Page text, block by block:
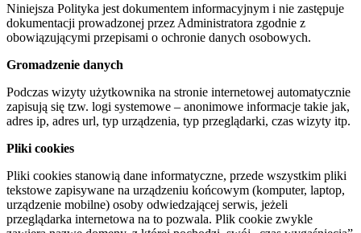
Niniejsza Polityka jest dokumentem informacyjnym i nie zastępuje
dokumentacji prowadzonej przez Administratora zgodnie z
obowiązującymi przepisami o ochronie danych osobowych.
Gromadzenie danych
Podczas wizyty użytkownika na stronie internetowej automatycznie
zapisują się tzw. logi systemowe – anonimowe informacje takie jak,
adres ip, adres url, typ urządzenia, typ przeglądarki, czas wizyty itp.
Pliki cookies
Pliki cookies stanowią dane informatyczne, przede wszystkim pliki
tekstowe zapisywane na urządzeniu końcowym (komputer, laptop,
urządzenie mobilne) osoby odwiedzającej serwis, jeżeli
przeglądarka internetowa na to pozwala. Plik cookie zwykle